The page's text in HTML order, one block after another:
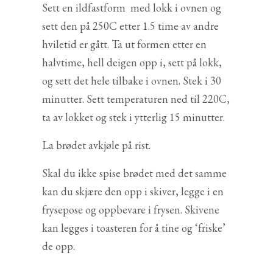
Sett en ildfastform med lokk i ovnen og
sett den på 250C etter 1.5 time av andre
hviletid er gått. Ta ut formen etter en
halvtime, hell deigen opp i, sett på lokk,
og sett det hele tilbake i ovnen. Stek i 30
minutter. Sett temperaturen ned til 220C,
ta av lokket og stek i ytterlig 15 minutter.
La brødet avkjøle på rist.
Skal du ikke spise brødet med det samme
kan du skjære den opp i skiver, legge i en
frysepose og oppbevare i frysen. Skivene
kan legges i toasteren for å tine og ‘friske’
de opp.